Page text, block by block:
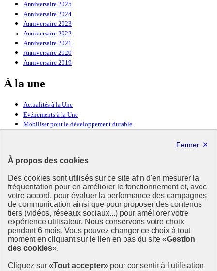
À propos des cookies
Des cookies sont utilisés sur ce site afin d'en mesurer la
fréquentation pour en améliorer le fonctionnement et, avec
votre accord, pour évaluer la performance des campagnes
de communication ainsi que pour proposer des contenus
tiers (vidéos, réseaux sociaux...) pour améliorer votre
expérience utilisateur. Nous conservons votre choix
pendant 6 mois. Vous pouvez changer ce choix à tout
moment en cliquant sur le lien en bas du site «Gestion
des cookies».
Cliquez sur «Tout accepter» pour consentir à l’utilisation
Anniversaire 2025
Anniversaire 2024
Anniversaire 2023
Anniversaire 2022
Anniversaire 2021
Anniversaire 2020
Anniversaire 2019
À la une
Actualités à la Une
Événements à la Une
Mobiliser pour le développement durable
Ressources
Ressources
La Méth’ODD
Gouvernement
Ce site propose l’information de référence concernant l’Agenda
2030 et la feuille de route de la France. Il valorise la mobilisation de
tous les acteurs.
info.gouv.fr- ouvre une nouvelle fenêtre